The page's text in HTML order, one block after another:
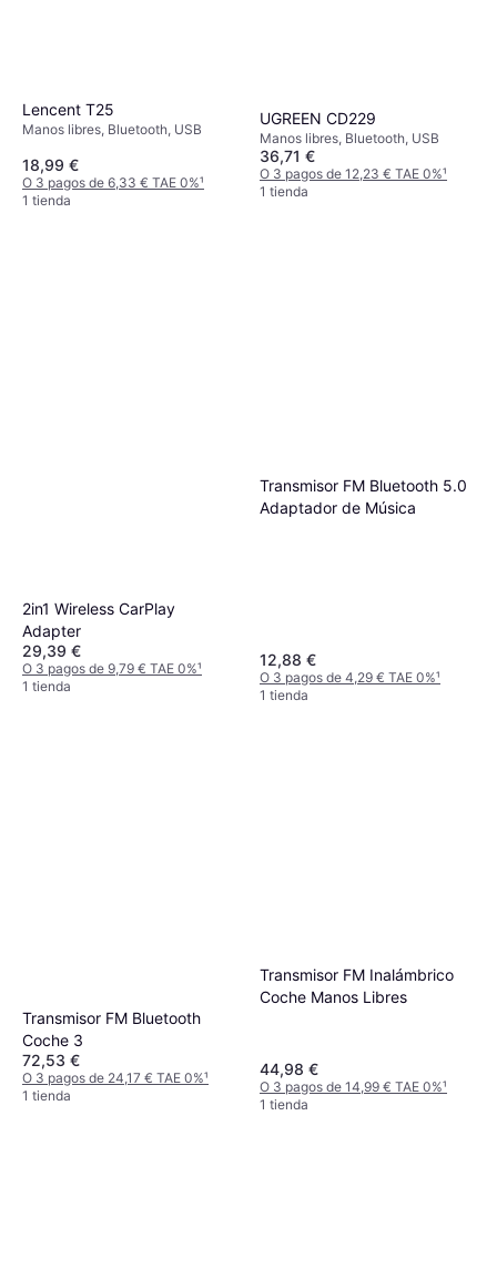
Lencent T25
Manos libres, Bluetooth, USB
18,99 €
O 3 pagos de 6,33 € TAE 0%¹
1 tienda
UGREEN CD229
Manos libres, Bluetooth, USB
36,71 €
O 3 pagos de 12,23 € TAE 0%¹
1 tienda
2in1 Wireless CarPlay
Adapter
29,39 €
O 3 pagos de 9,79 € TAE 0%¹
1 tienda
Transmisor FM Bluetooth 5.0
Adaptador de Música
12,88 €
O 3 pagos de 4,29 € TAE 0%¹
1 tienda
Transmisor FM Bluetooth
Coche 3
72,53 €
O 3 pagos de 24,17 € TAE 0%¹
1 tienda
Transmisor FM Inalámbrico
Coche Manos Libres
44,98 €
O 3 pagos de 14,99 € TAE 0%¹
1 tienda